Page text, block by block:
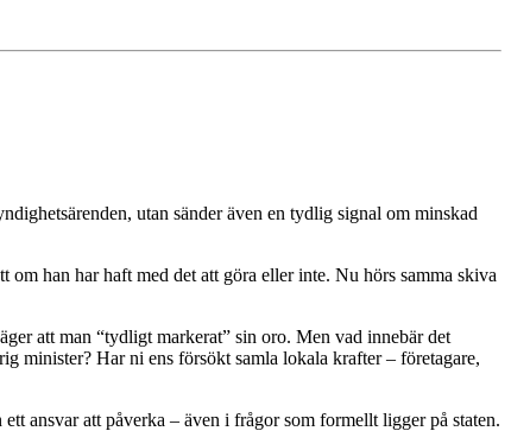
utan sänder även en tydlig signal om minskad
han har haft med det att göra eller inte. Nu hörs samma skiva
att man “tydligt markerat” sin oro. Men vad innebär det
minister? Har ni ens försökt samla lokala krafter – företagare,
ansvar att påverka – även i frågor som formellt ligger på staten.